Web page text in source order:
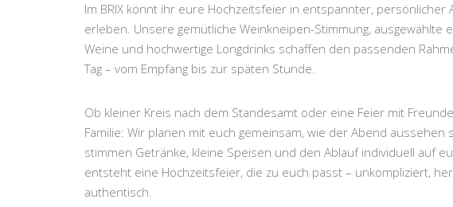
Im BRIX könnt ihr eure Hochzeitsfeier in entspannter, persönlicher
erleben. Unsere gemütliche Weinkneipen-Stimmung, ausgewählte
Weine und hochwertige Longdrinks schaffen den passenden
Tag – vom Empfang bis zur späten Stunde.
Ob kleiner Kreis nach dem Standesamt oder eine Feier mit
Familie: Wir planen mit euch gemeinsam, wie der Abend aussehen
stimmen Getränke, kleine Speisen und den Ablauf individuell auf
entsteht eine Hochzeitsfeier, die zu euch passt – unkompliziert,
authentisch.